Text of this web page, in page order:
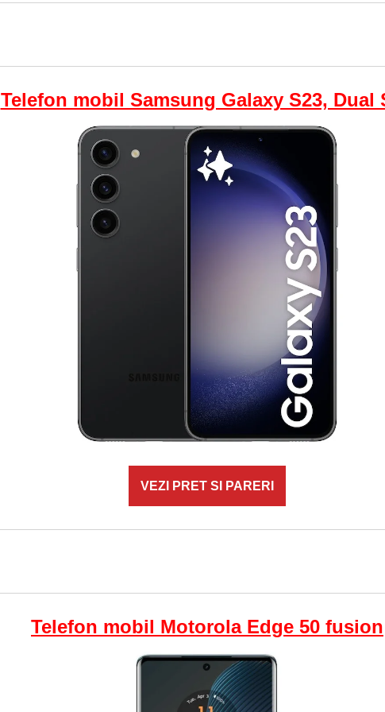
Telefon mobil Samsung Galaxy S23, Dual
VEZI PRET SI PARERI
Telefon mobil Motorola Edge 50 fusion